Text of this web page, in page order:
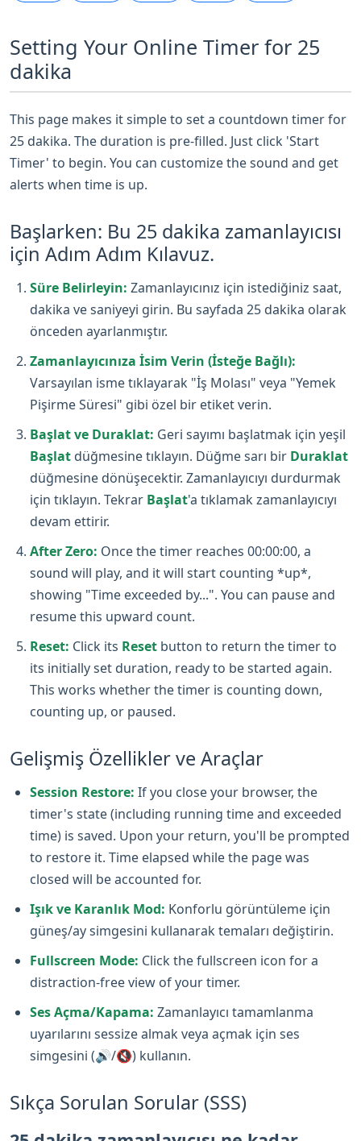
Setting Your Online Timer for 25
dakika
This page makes it simple to set a countdown timer for
25 dakika. The duration is pre-filled. Just click 'Start
Timer' to begin. You can customize the sound and get
alerts when time is up.
Başlarken: Bu 25 dakika zamanlayıcısı
için Adım Adım Kılavuz.
Süre Belirleyin: Zamanlayıcınız için istediğiniz saat,
dakika ve saniyeyi girin. Bu sayfada 25 dakika olarak
önceden ayarlanmıştır.
Zamanlayıcınıza İsim Verin (İsteğe Bağlı):
Varsayılan isme tıklayarak "İş Molası" veya "Yemek
Pişirme Süresi" gibi özel bir etiket verin.
Başlat ve Duraklat: Geri sayımı başlatmak için yeşil
Başlat düğmesine tıklayın. Düğme sarı bir Duraklat
düğmesine dönüşecektir. Zamanlayıcıyı durdurmak
için tıklayın. Tekrar Başlat'a tıklamak zamanlayıcıyı
devam ettirir.
After Zero: Once the timer reaches 00:00:00, a
sound will play, and it will start counting *up*,
showing "Time exceeded by...". You can pause and
resume this upward count.
Reset: Click its Reset button to return the timer to
its initially set duration, ready to be started again.
This works whether the timer is counting down,
counting up, or paused.
Gelişmiş Özellikler ve Araçlar
Session Restore: If you close your browser, the
timer's state (including running time and exceeded
time) is saved. Upon your return, you'll be prompted
to restore it. Time elapsed while the page was
closed will be accounted for.
Işık ve Karanlık Mod: Konforlu görüntüleme için
güneş/ay simgesini kullanarak temaları değiştirin.
Fullscreen Mode: Click the fullscreen icon for a
distraction-free view of your timer.
Ses Açma/Kapama: Zamanlayıcı tamamlanma
uyarılarını sessize almak veya açmak için ses
simgesini (🔊/🔇) kullanın.
Sıkça Sorulan Sorular (SSS)